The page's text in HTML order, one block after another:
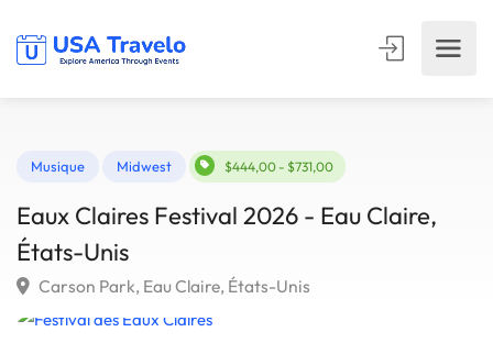
Musique $444,00 - $731,00
Eaux Claires Festival 2026 - Eau Claire,
États-Unis